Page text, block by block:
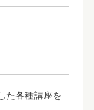
た各種講座を